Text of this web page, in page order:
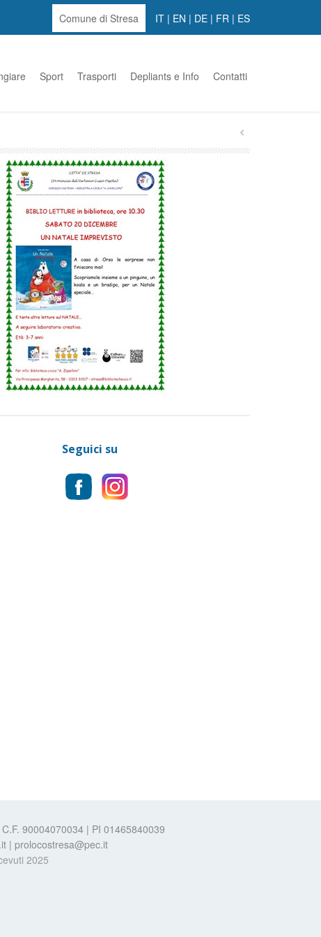
Comune di Stresa IT | EN | DE | FR | ES
Sport Trasporti Depliants e Info Contatti
Seguici su
90004070034 | PI 01465840039
| prolocostresa@pec.it
2025